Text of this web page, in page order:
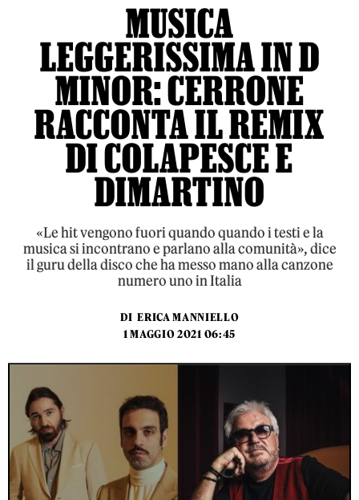
MUSICA
LEGGERISSIMA IN D
MINOR: CERRONE
RACCONTA IL REMIX
DI COLAPESCE E
DIMARTINO
«Le hit vengono fuori quando quando i testi e la
musica si incontrano e parlano alla comunità», dice
il guru della disco che ha messo mano alla canzone
numero uno in Italia
DI ERICA MANNIELLO
1 MAGGIO 2021 06:45